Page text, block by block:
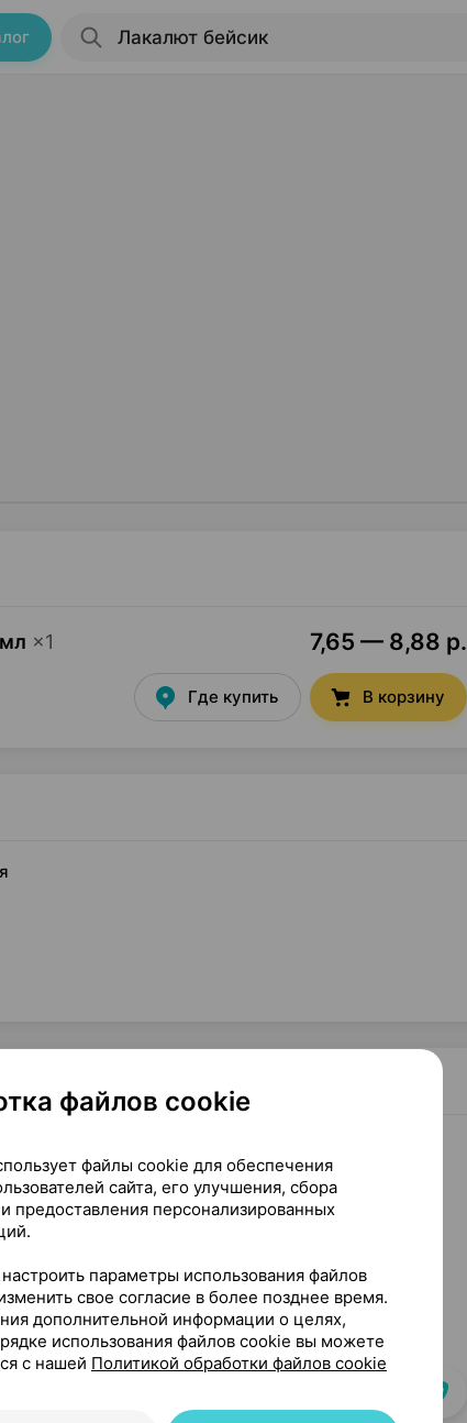
×1 7,65 — 8,88 р.
Где купить В корзину
1 шт. обновл. в 00:16
файлов cookie
файлы cookie для обеспечения
сайта, его улучшения, сбора
предоставления персонализированных
параметры использования файлов
свое согласие в более позднее время.
дополнительной информации о целях,
использования файлов cookie вы можете
с нашей Политикой обработки файлов cookie